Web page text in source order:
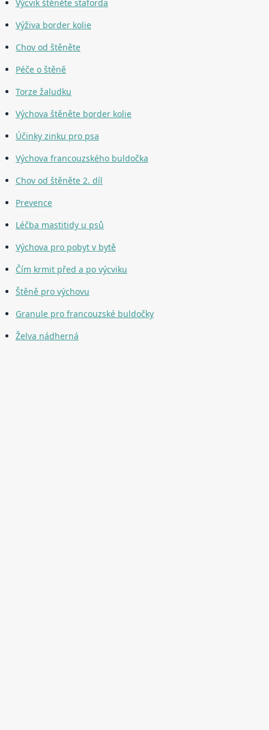
Výcvik štěněte staforda
Výživa border kolie
Chov od štěněte
Péče o štěně
Torze žaludku
Výchova štěněte border kolie
Účinky zinku pro psa
Výchova francouzského buldočka
Chov od štěněte 2. díl
Prevence
Léčba mastitidy u psů
Výchova pro pobyt v bytě
Čím krmit před a po výcviku
Štěně pro výchovu
Granule pro francouzské buldočky
Želva nádherná